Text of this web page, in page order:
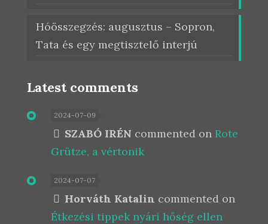
Hóösszegzés: augusztus – Sopron,
Tata és egy megtisztelő interjú
Latest comments
2024-07-09
SZABÓ IRÉN commented on Rote
Grütze, a vértonik
2024-07-07
Horváth Katalin commented on
Étkezési tippek nyári hőség ellen